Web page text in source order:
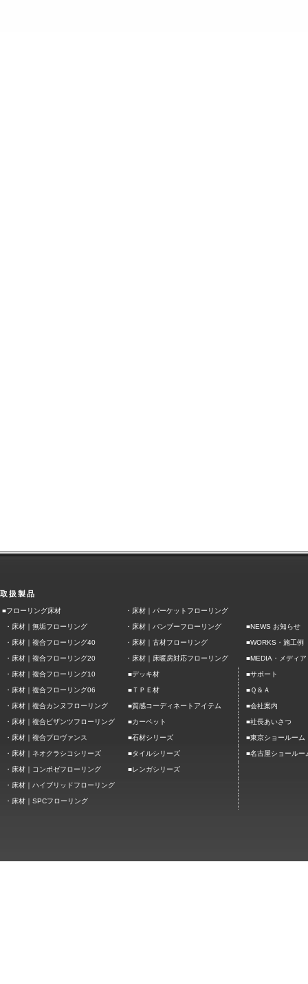
取扱製品
■フローリング床材 ・ 床材｜パーケットフローリング
・ 床材｜無垢フローリング ・ 床材｜バンブーフローリング ■NEWS お知らせ
・ 床材｜複合フローリング40 ・ 床材｜古材フローリング ■WORKS・施工例
・ 床材｜複合フローリング20 ・ 床材｜床暖房対応フローリング ■MEDIA・メディア
・ 床材｜複合フローリング10 ■デッキ材 ■サポート
・ 床材｜複合フローリング06 ■ＴＰＥ材 ■Ｑ＆Ａ
・ 床材｜複合カンヌフローリング ■質感コーディネートアイテム ■会社案内
・ 床材｜複合ビザンツフローリング ■カーペット ■社長あいさつ
・ 床材｜複合プロヴァンス ■石材シリーズ ■東京ショールーム
・ 床材｜ネオクラシコシリーズ ■タイルシリーズ ■名古屋ショールー
・ 床材｜コンポゼフローリング ■レンガシリーズ
・ 床材｜ハイブリッドフローリング
・ 床材｜SPCフローリング